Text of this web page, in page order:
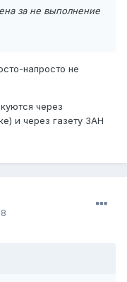
за не выполнение
напросто не
через
и через газету ЗАН